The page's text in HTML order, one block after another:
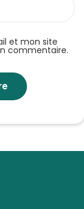
et mon site
commentaire.